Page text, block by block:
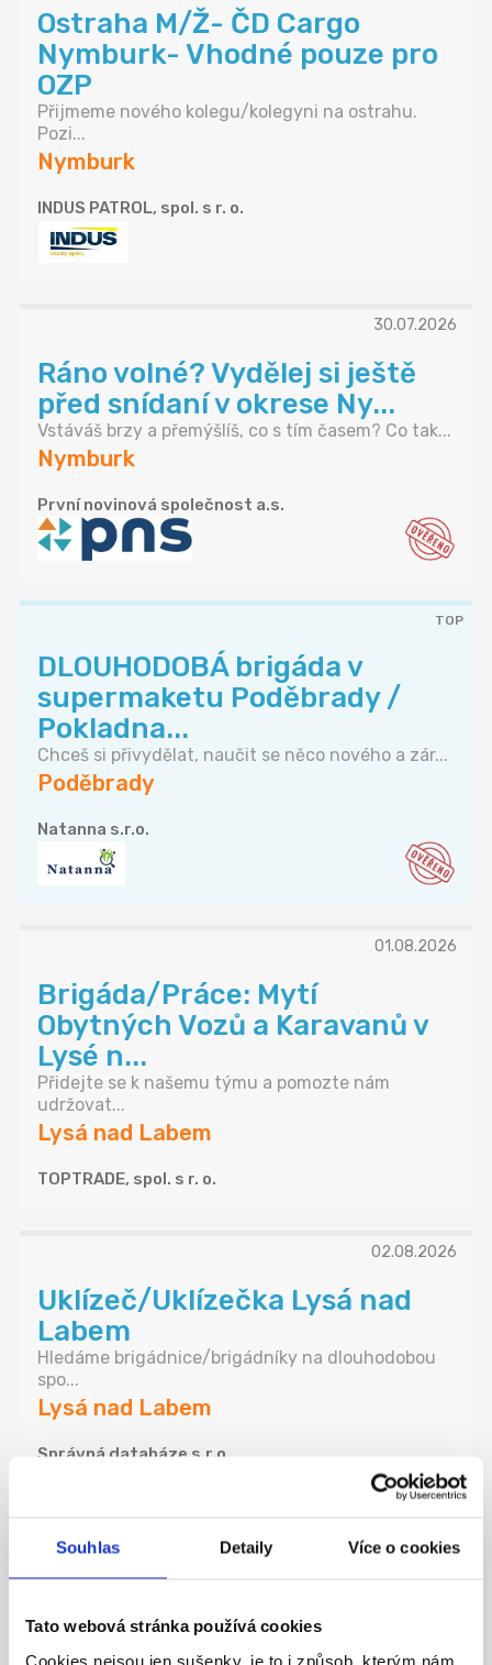
Souhlas Detaily Více o cookies
Tato webová stránka používá cookies
Cookies nejsou jen sušenky, je to i způsob, kterým nám
Ostraha M/Ž- ČD Cargo
Nymburk- Vhodné pouze pro
OZP
Přijmeme nového kolegu/kolegyni na ostrahu.
Pozi...
Nymburk
INDUS PATROL, spol. s r. o.
30.07.2026
Ráno volné? Vydělej si ještě
před snídaní v okrese Ny...
Vstáváš brzy a přemýšlíš, co s tím časem? Co tak...
Nymburk
První novinová společnost a.s.
TOP
DLOUHODOBÁ brigáda v
supermaketu Poděbrady /
Pokladna...
Chceš si přivydělat, naučit se něco nového a zár...
Poděbrady
Natanna s.r.o.
01.08.2026
Brigáda/Práce: Mytí
Obytných Vozů a Karavanů v
Lysé n...
Přidejte se k našemu týmu a pomozte nám
udržovat...
Lysá nad Labem
TOPTRADE, spol. s r. o.
02.08.2026
Uklízeč/Uklízečka Lysá nad
Labem
Hledáme brigádnice/brigádníky na dlouhodobou
spo...
Lysá nad Labem
Správná databáze s.r.o.
Pohodové vykládání v MC
Donald's Vrbová Lhota - mzda